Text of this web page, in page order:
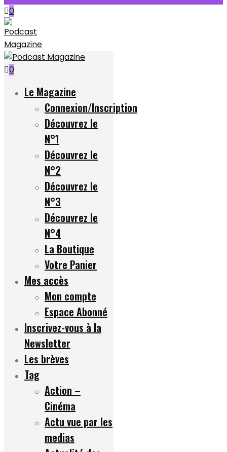
0
0
Le Magazine
Connexion/Inscription
Découvrez le
N°1
Découvrez le
N°2
Découvrez le
N°3
Découvrez le
N°4
La Boutique
Votre Panier
Mes accès
Mon compte
Espace Abonné
Inscrivez-vous à la
Newsletter
Les brèves
Tag
Action –
Cinéma
Actu vue par les
medias